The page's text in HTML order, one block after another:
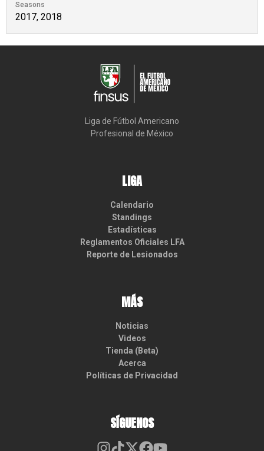
Seasons
2017, 2018
Liga de Fútbol Americano
Profesional de México
LIGA
Calendario
Standings
Estadísticas
Reglamentos Oficiales LFA
Reporte de Lesionados
MÁS
Noticias
Videos
Tienda (Beta)
Acerca
Políticas de Privacidad
SÍGUENOS